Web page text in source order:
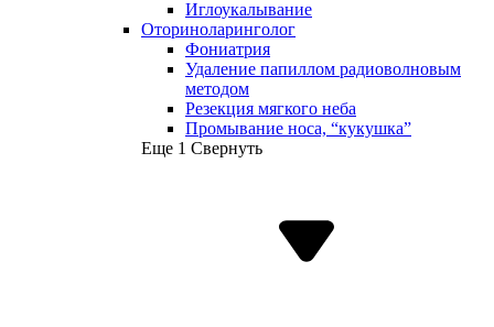
Иглоукалывание
Оториноларинголог
Фониатрия
Удаление папиллом радиоволновым
методом
Резекция мягкого неба
Промывание носа, “кукушка”
Еще 1 Свернуть